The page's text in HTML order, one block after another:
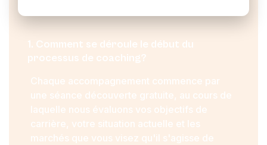
1. Comment se déroule le début du
processus de coaching?
Chaque accompagnement commence par
une séance découverte gratuite, au cours de
laquelle nous évaluons vos objectifs de
carrière, votre situation actuelle et les
marchés que vous visez qu'il s'agisse de